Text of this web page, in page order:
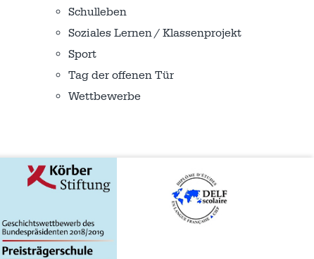
Schulleben
Soziales Lernen / Klassenprojekt
Sport
Tag der offenen Tür
Wettbewerbe